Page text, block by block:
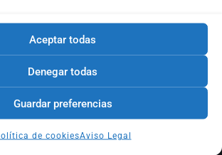
Aceptar todas
Denegar todas
Guardar preferencias
de cookiesAviso Legal
@begona_albalat_psicologa , Begoña
@laura.chisbert , Elena Fernández y Vito.
Valencia y online